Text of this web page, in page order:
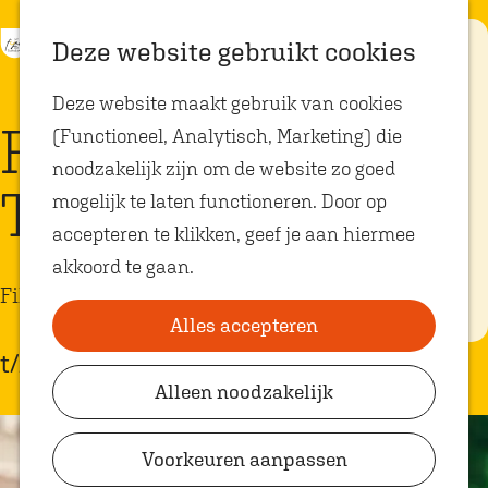
Deze website gebruikt cookies
Deze website maakt gebruik van cookies
(Functioneel, Analytisch, Marketing) die
noodzakelijk zijn om de website zo goed
mogelijk te laten functioneren. Door op
accepteren te klikken, geef je aan hiermee
akkoord te gaan.
Alles accepteren
Alleen noodzakelijk
Voorkeuren aanpassen
n
a
a
e
o
e
K
a
r
t
Z
e
k
e
n
e
n
u
Eten met
Op zoek naar
kindvriendelijke
restaurants in
Oosterhout? In
Oosterhout vind
je volop plekken
waar je gezellig
en lekker kunt
kindvriendelijke
eetadresjes.
Plan je bezoek
VVV Shop
VVV Oosterhout
Film | Jimpa bij
Theater de Bussel
Film
t/m 9 juli